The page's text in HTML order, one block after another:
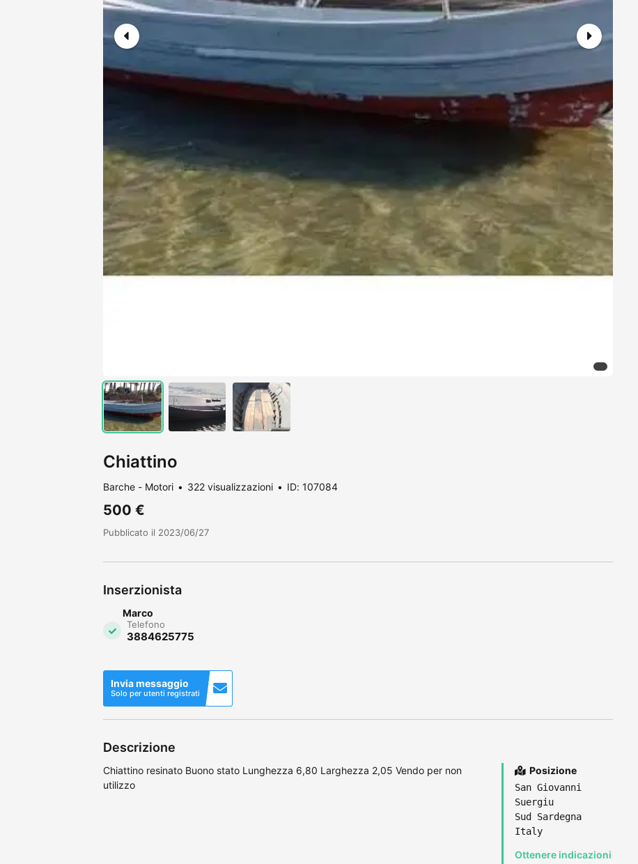
Chiattino
Barche - Motori 322 visualizzazioni ID: 107084
500 €
Pubblicato il 2023/06/27
Inserzionista
Marco
Telefono
3884625775
Invia messaggio
Solo per utenti registrati
Descrizione
Chiattino resinato Buono stato Lunghezza 6,80 Larghezza 2,05 Vendo per non
utilizzo
Posizione
San Giovanni
Suergiu
Sud Sardegna
Italy
Ottenere indicazioni